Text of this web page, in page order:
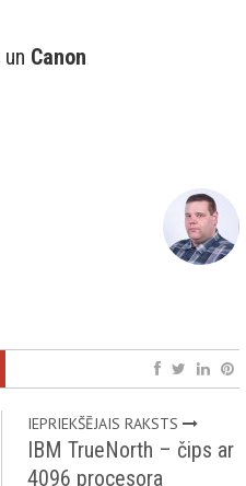
un Canon
IEPRIEKŠĒJAIS RAKSTS
IBM TrueNorth – čips ar
4096 procesora